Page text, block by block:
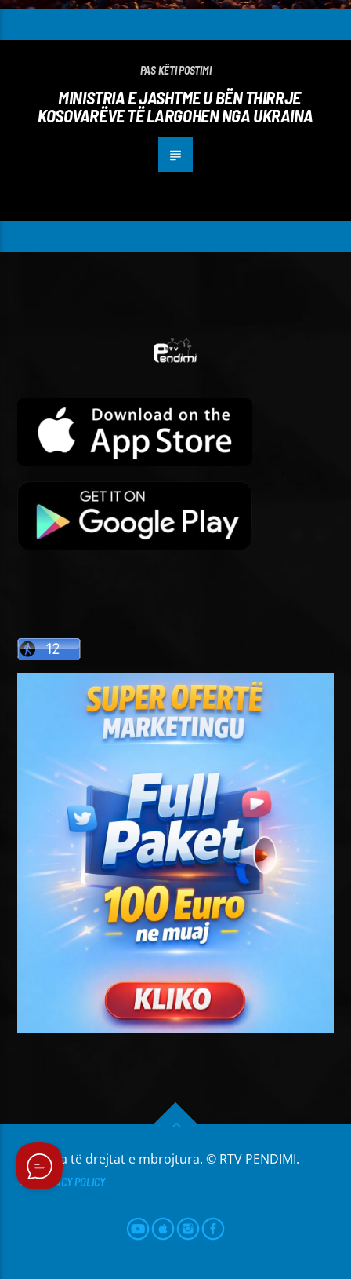
PAS KËTI POSTIMI
MINISTRIA E JASHTME U BËN THIRRJE
KOSOVARËVE TË LARGOHEN NGA UKRAINA
Të gjitha të drejtat e mbrojtura. © RTV PENDIMI.
PRIVACY POLICY